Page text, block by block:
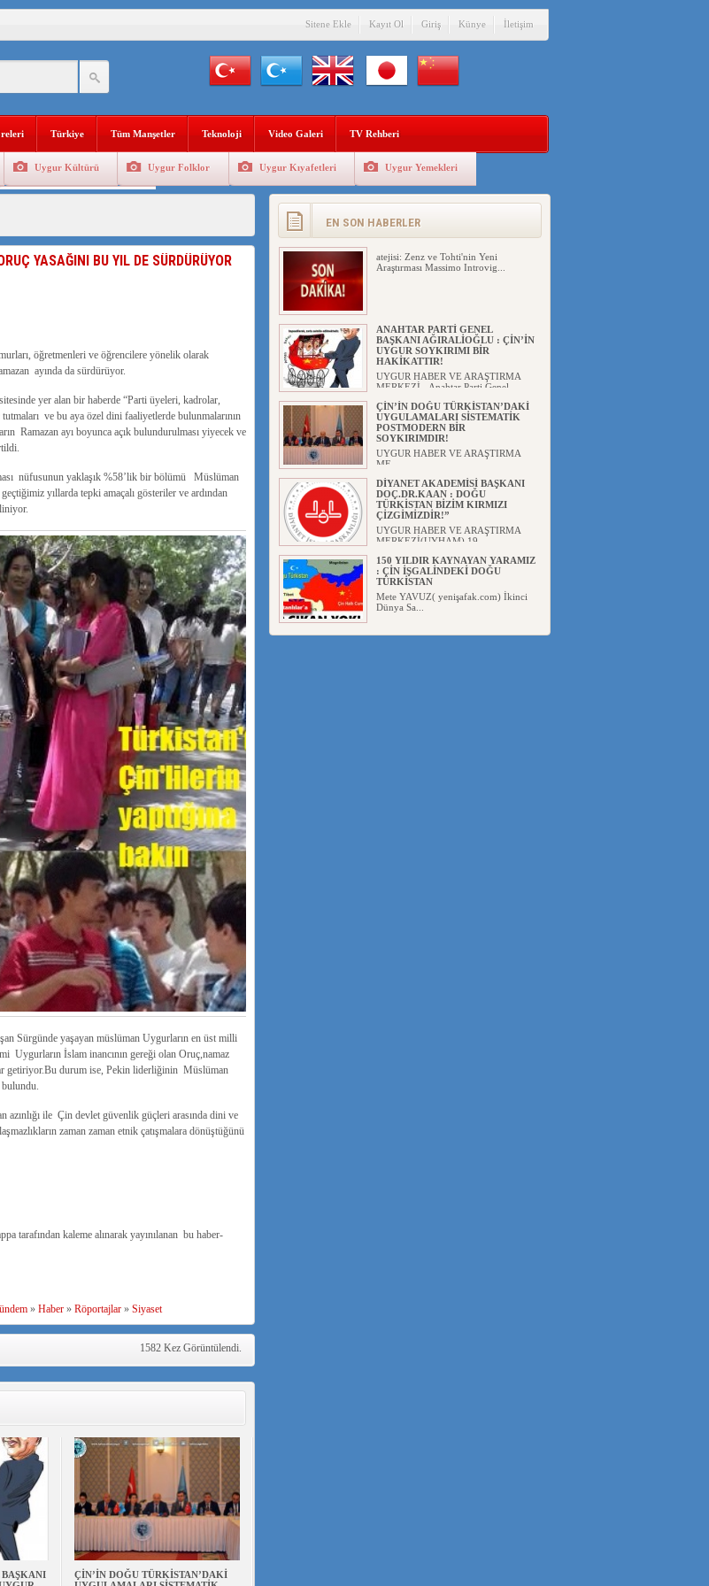
: ÇİN’İN UYGUR SOYKIRIMI BİR HAKİKATTIR!
SİSTEMATİK POSTMODERN BİR SOYKIRIMDIR!
: DOĞU TÜRKİSTAN BİZİM KIRMIZI ÇİZGİMİZDİR!”
DOĞU TÜRKİSTAN
URUMÇİ ŞEHİTLERİNİ RAHMETLE ANIYORUZ
ZİYARETİ
Sitene Ekle Kayıt Ol Giriş Künye İletişim
Türkiye Tüm Manşetler Teknoloji Video Galeri TV Rehberi
Uygur Kültürü Uygur Folklor Uygur Kıyafetleri Uygur Yemekleri
YASAĞINI BU YIL DE SÜRDÜRÜYOR
öğretmenleri ve öğrencilere yönelik olarak
ayında da sürdürüyor.
yer alan bir haberde “Parti üyeleri, kadrolar,
ve bu aya özel dini faaliyetlerde bulunmalarının
Ramazan ayı boyunca açık bulundurulması yiyecek ve
nüfusunun yaklaşık %58’lik bir bölümü Müslüman
yıllarda tepki amaçalı gösteriler ve ardından
Sürgünde yaşayan müslüman Uygurların en üst milli
İslam inancının gereği olan Oruç,namaz
getiriyor.Bu durum ise, Pekin liderliğinin Müslüman
bulundu.
azınlığı ile Çin devlet güvenlik güçleri arasında dini ve
zaman zaman etnik çatışmalara dönüştüğünü
tarafından kaleme alınarak yayınılanan bu haber-
» Haber» Röportajlar» Siyaset
1582 Kez Görüntülendi.
BAŞKANI
ÇİN’İN DOĞU TÜRKİSTAN’DAKİ
EN SON HABERLER
atejisi: Zenz ve Tohti'nin Yeni
Araştırması Massimo Introvig...
ANAHTAR PARTİ GENEL
BAŞKANI AĞIRALİOĞLU : ÇİN’İN
UYGUR SOYKIRIMI BİR
HAKİKATTIR!
UYGUR HABER VE ARAŞTIRMA
MERKEZİ Anahtar Parti Genel
ÇİN’İN DOĞU TÜRKİSTAN’DAKİ
UYGULAMALARI SİSTEMATİK
POSTMODERN BİR
SOYKIRIMDIR!
UYGUR HABER VE ARAŞTIRMA
ME...
DİYANET AKADEMİSİ BAŞKANI
DOÇ.DR.KAAN : DOĞU
TÜRKİSTAN BİZİM KIRMIZI
ÇİZGİMİZDİR!”
UYGUR HABER VE ARAŞTIRMA
MERKEZİ(UYHAM) 19...
150 YILDIR KAYNAYAN YARAMIZ
: ÇİN İŞGALİNDEKİ DOĞU
TÜRKİSTAN
Mete YAVUZ( yenişafak.com) İkinci
Dünya Sa...
ÇİN’İN UYGUR POLİTİKALARINI